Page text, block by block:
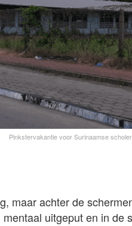
Pinkstervakantie voor Surinaamse
maar achter de
uitgeput en in de